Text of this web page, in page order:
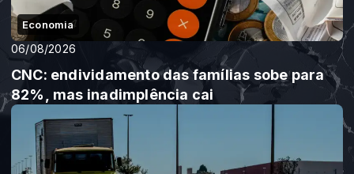
Economia
06/08/2026
CNC: endividamento das famílias sobe para
82%, mas inadimplência cai